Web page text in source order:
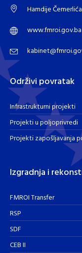
Hamdije
www.fmroi.gov.ba
Održivi povratak
Infrastrukturni projekti
Projekti u poljoprivredi
Projekti zapošljavanja
Izgradnja i
FMROI Transfer
RSP
SDF
CEB II